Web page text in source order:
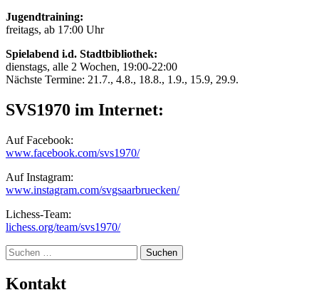
Jugendtraining:
freitags, ab 17:00 Uhr
Spielabend i.d. Stadtbibliothek:
dienstags, alle 2 Wochen, 19:00-22:00
Nächste Termine: 21.7., 4.8., 18.8., 1.9., 15.9, 29.9.
SVS1970 im Internet:
Auf Facebook:
www.facebook.com/svs1970/
Auf Instagram:
www.instagram.com/svgsaarbruecken/
Lichess-Team:
lichess.org/team/svs1970/
Suche
Kontakt